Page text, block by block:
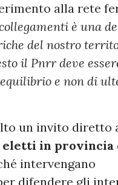
alla rete
è una
del nostro
il Pnrr deve
e non di
un invito diretto
in provincia
intervengano
difendere gli